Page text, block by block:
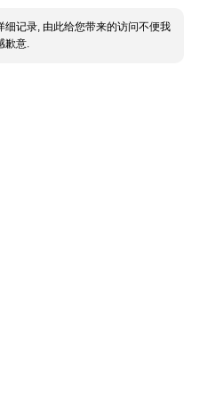
细记录, 由此给您带来的访问不便我
歉意.